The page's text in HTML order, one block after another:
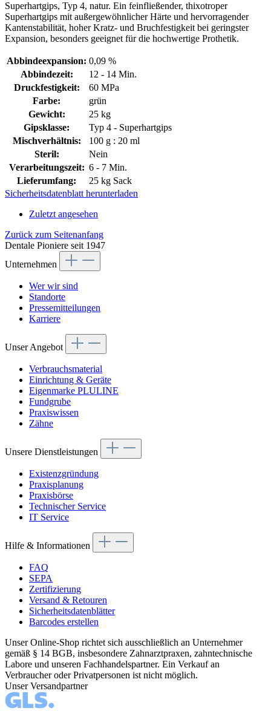
Superhartgips, Typ 4, natur. Ein feinfließender, thixotroper
Superhartgips mit außergewöhnlicher Härte und hervorragender
Kantenstabilität, hoher Kratz- und Bruchfestigkeit bei geringster
Expansion, besonders geeignet für die hochwertige Prothetik.
Abbindeexpansion: 0,09 %
Abbindezeit:
12 - 14 Min.
Druckfestigkeit:
60 MPa
Farbe:
grün
Gewicht:
25 kg
Gipsklasse:
Typ 4 - Superhartgips
Mischverhältnis:
100 g : 20 ml
Steril:
Nein
Verarbeitungszeit: 6 - 7 Min.
Lieferumfang:
25 kg Sack
Sicherheitsdatenblatt herunterladen
Zuletzt angesehen
Zurück zum Seitenanfang
Dentale Pioniere seit 1947
Unternehmen
Wer wir sind
Standorte
Pressemitteilungen
Karriere
Unser Angebot
Verbrauchsmaterial
Einrichtung & Geräte
Eigenmarke PLULINE
Fundgrube
Praxiswissen
Zähne
Unsere Dienstleistungen
Existenzgründung
Praxisplanung
Praxisbörse
Technischer Service
IT Service
Hilfe & Informationen
FAQ
SEPA
Zertifizierung
Versand & Retouren
Sicherheitsdatenblätter
Barcodes erstellen
Unser Online-Shop richtet sich ausschließlich an Unternehmer
gemäß § 14 BGB, insbesondere Zahnarztpraxen, zahntechnische
Labore und unseren Fachhandelspartner. Ein Verkauf an
Verbraucher oder Privatpersonen ist nicht möglich.
Unser Versandpartner